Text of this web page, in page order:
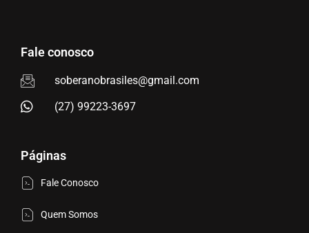
Fale conosco
soberanobrasiles@gmail.com
(27) 99223-3697
Páginas
Fale Conosco
Quem Somos